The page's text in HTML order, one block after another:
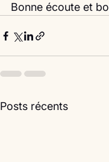
Bonne écoute et
Posts récents